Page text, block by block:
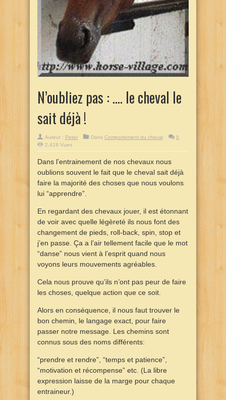
N’oubliez pas : …. le cheval le
sait déjà !
Auteur : Peter Dans Comportement du cheval
0
2,419 Vues
Dans l’entrainement de nos chevaux nous
oublions souvent le fait que le cheval sait déjà
faire la majorité des choses que nous voulons
lui “apprendre”.
En regardant des chevaux jouer, il est étonnant
de voir avec quelle légèreté ils nous font des
changement de pieds, roll-back, spin, stop et
j’en passe. Ça a l’air tellement facile que le mot
“danse” nous vient à l’esprit quand nous
voyons leurs mouvements agréables.
Cela nous prouve qu’ils n’ont pas peur de faire
les choses, quelque action que ce soit.
Alors en conséquence, il nous faut trouver le
bon chemin, le langage exact, pour faire
passer notre message. Les chemins sont
connus sous des noms différents:
“prendre et rendre”, “temps et patience”,
“motivation et récompense” etc. (La libre
expression laisse de la marge pour chaque
entraineur.)